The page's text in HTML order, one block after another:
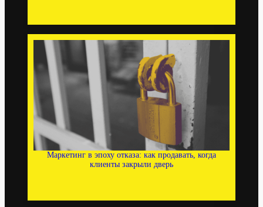
Маркетинг в эпоху отказа: как продавать, когда
клиенты закрыли дверь